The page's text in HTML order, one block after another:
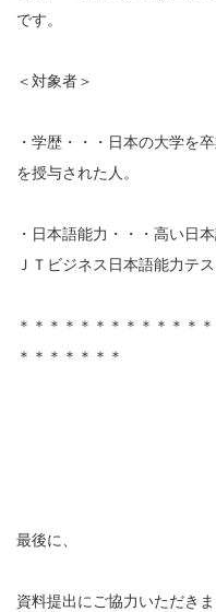
です。
＜対象者＞
・学歴・・・日本の大学を
を授与された人。
・日本語能力・・・高い日
ＪＴビジネス日本語能力テ
＊＊＊＊＊＊＊＊＊＊＊＊
＊＊＊＊＊＊＊
最後に、
資料提出にご協力いただき